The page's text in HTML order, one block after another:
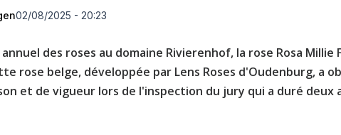
02/08/2025 - 20:23
des roses au domaine Rivierenhof, la rose Rosa
rose belge, développée par Lens Roses d'Oudenburg, a
et de vigueur lors de l'inspection du jury qui a duré deux